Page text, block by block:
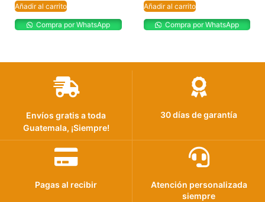
Añadir al carrito
Compra por WhatsApp
Añadir al carrito
Compra por WhatsApp
Envíos gratis a toda
Guatemala, ¡Siempre!
30 días de garantía
Pagas al recibir
Atención personalizada
siempre